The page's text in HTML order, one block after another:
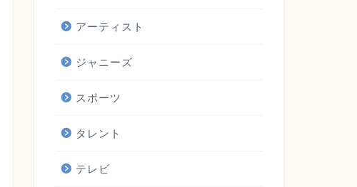
アーティスト
ジャニーズ
スポーツ
タレント
テレビ